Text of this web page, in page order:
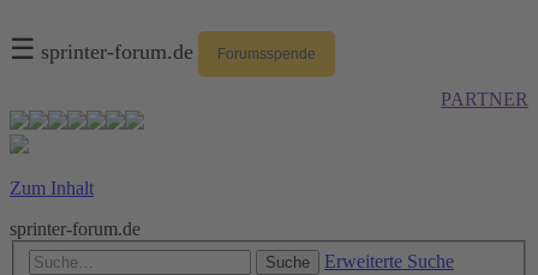
☰ sprinter-forum.de Forumsspende
PARTNER
Zum Inhalt
sprinter-forum.de
Suche Erweiterte Suche